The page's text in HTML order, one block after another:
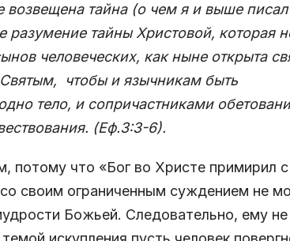
тайна (о чем я и выше писал
разумение тайны Христовой, которая
человеческих, как ныне открыта
чтобы и язычникам быть
тело, и сопричастниками
(Еф.3:3-6).
потому что «Бог во Христе примирил
своим ограниченным суждением не
Божьей. Следовательно, ему